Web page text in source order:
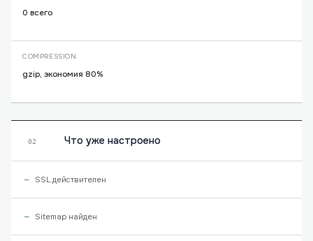
0 всего
COMPRESSION
gzip, экономия 80%
02 Что уже настроено
SSL действителен
Sitemap найден